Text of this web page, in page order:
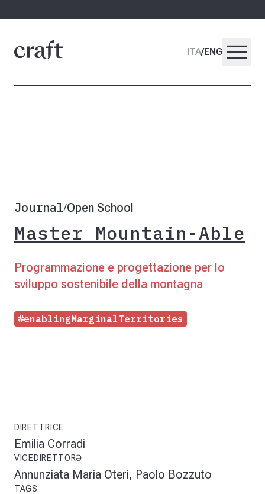
ITA/ENG menu
Journal/Open School
Master Mountain-Able
Programmazione e progettazione per lo
sviluppo sostenibile della montagna
#enablingMarginalTerritories
DIRETTRICE
Emilia Corradi
VICEDIRETTORƏ
Annunziata Maria Oteri, Paolo Bozzuto
TAGS